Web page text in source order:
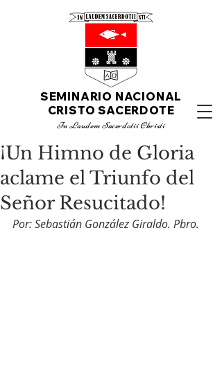
SEMINARIO NACIONAL
CRISTO SACERDOTE
In Laudem Sacerdotii Christi
¡Un Himno de Gloria
aclame el Triunfo del
Señor Resucitado!
Por: Sebastián González Giraldo. Pbro.